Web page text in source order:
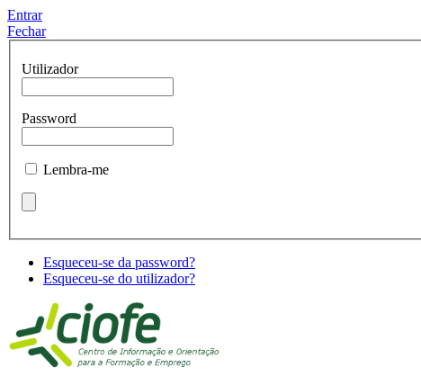
Entrar
Fechar
Utilizador
Password
Lembra-me
Esqueceu-se da password?
Esqueceu-se do utilizador?